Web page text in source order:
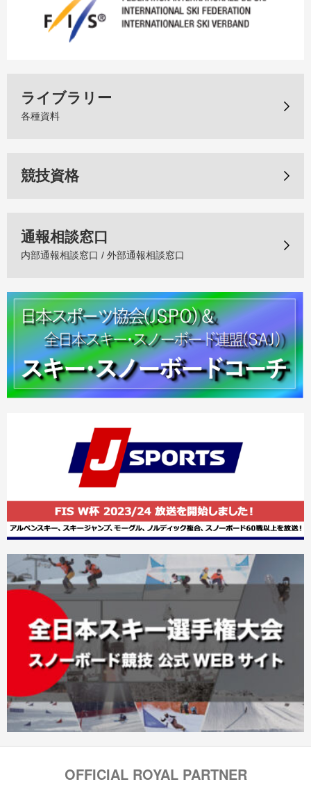
ライブラリー
各種資料
競技資格
通報相談窓口
内部通報相談窓口 / 外部通報相談窓口
OFFICIAL ROYAL PARTNER